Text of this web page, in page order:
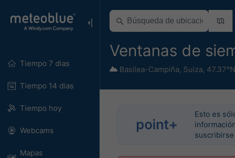
Tiempo 7 dias
Tiempo 14 dias
Tiempo hoy
Webcams
Mapas
Ventanas de
Basilea-Campiña, Suiza,
point+
Esto es